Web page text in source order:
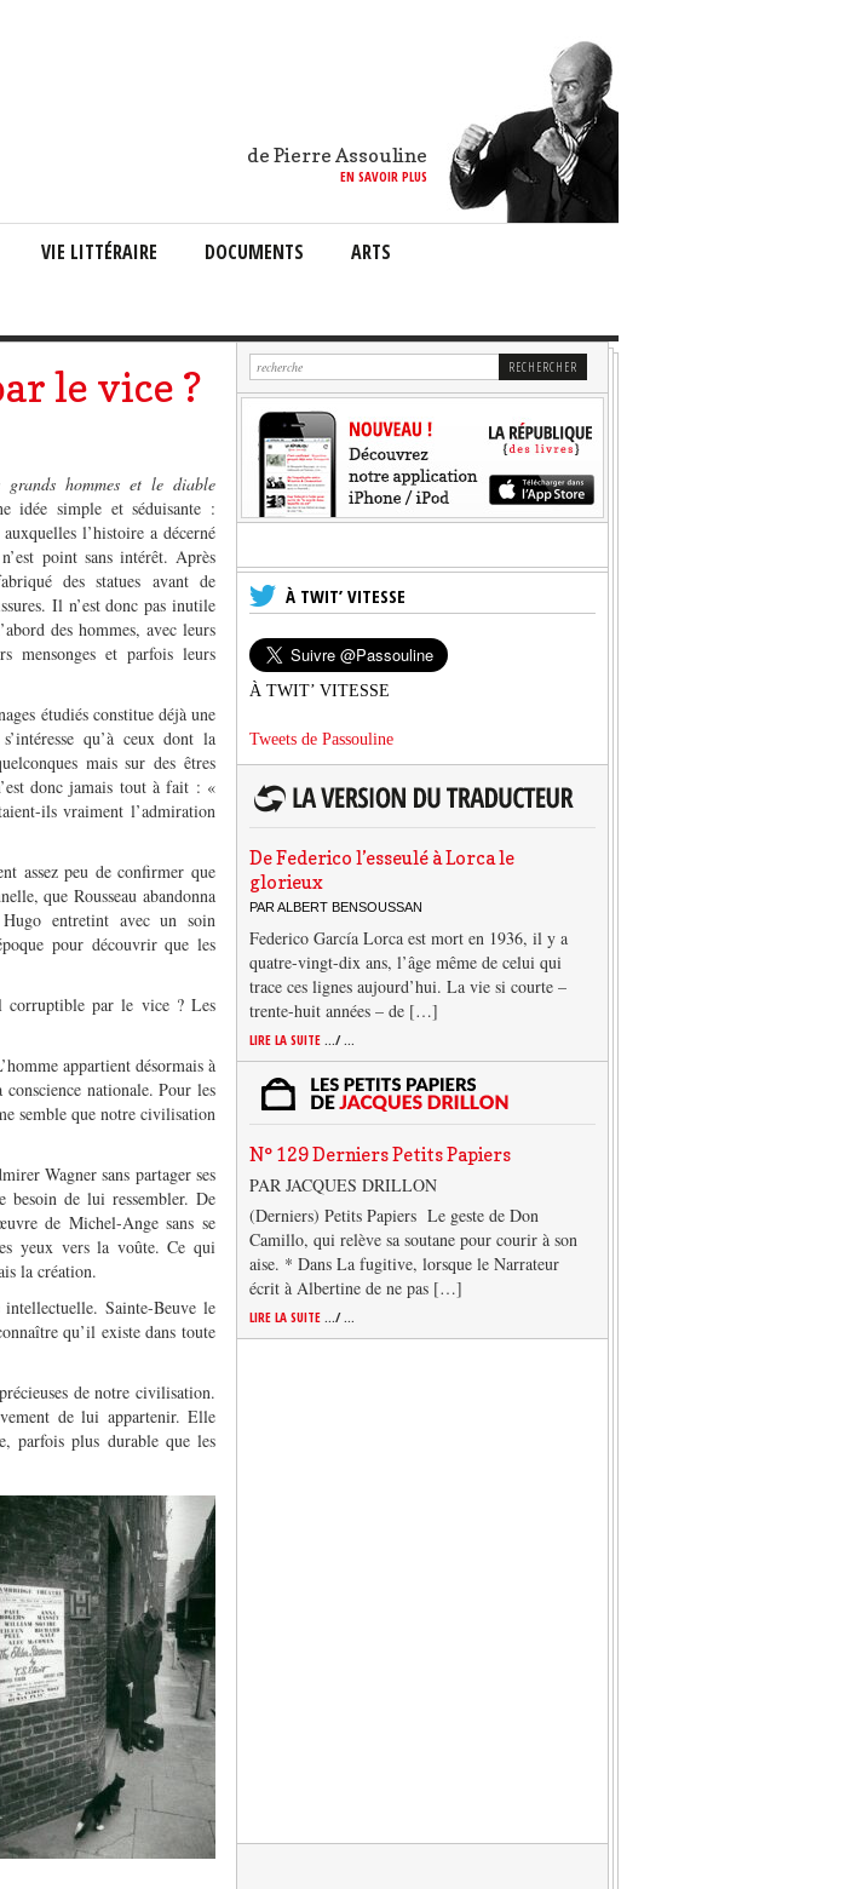
de Pierre Assouline
EN SAVOIR PLUS
VIE LITTÉRAIRE DOCUMENTS ARTS
le vice ?
grands hommes et le diable
idée simple et séduisante :
l’histoire a décerné
point sans intérêt. Après
des statues avant de
Il n’est donc pas inutile
des hommes, avec leurs
mensonges et parfois leurs
étudiés constitue déjà une
qu’à ceux dont la
mais sur des êtres
donc jamais tout à fait : «
ils vraiment l’admiration
assez peu de confirmer que
que Rousseau abandonna
entretint avec un soin
pour découvrir que les
corruptible par le vice ? Les
appartient désormais à
nationale. Pour les
semble que notre civilisation
Wagner sans partager ses
besoin de lui ressembler. De
de Michel-Ange sans se
yeux vers la voûte. Ce qui
la création.
Sainte-Beuve le
qu’il existe dans toute
de notre civilisation.
de lui appartenir. Elle
parfois plus durable que les
À TWIT’ VITESSE
À TWIT’ VITESSE
Tweets de Passouline
De Federico l’esseulé à Lorca le
glorieux
PAR ALBERT BENSOUSSAN
Federico García Lorca est mort en 1936, il y a
quatre-vingt-dix ans, l’âge même de celui qui
trace ces lignes aujourd’hui. La vie si courte –
trente-huit années – de […]
LIRE LA SUITE .../ ...
N° 129 Derniers Petits Papiers
PAR JACQUES DRILLON
(Derniers) Petits Papiers Le geste de Don
Camillo, qui relève sa soutane pour courir à son
aise. * Dans La fugitive, lorsque le Narrateur
écrit à Albertine de ne pas […]
LIRE LA SUITE .../ ...